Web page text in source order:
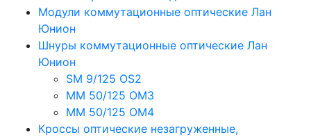
Модули коммутационные оптические Лан
Юнион
Шнуры коммутационные оптические Лан
Юнион
SM 9/125 OS2
MM 50/125 OM3
MM 50/125 OM4
Кроссы оптические незагруженные,